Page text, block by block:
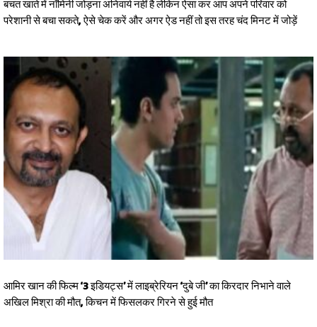
बचत खाते में नॉमिनी जोड़ना अनिवार्य नहीं है लेकिन ऐसा कर आप अपने परिवार को
परेशानी से बचा सकते, ऐसे चेक करें और अगर ऐड नहीं तो इस तरह चंद मिनट में जोड़ें
आमिर खान की फिल्म ‘3 इडियट्स’ में लाइब्रेरियन ‘दुबे जी’ का किरदार निभाने वाले
अखिल मिश्रा की मौत, किचन में फिसलकर गिरने से हुई मौत